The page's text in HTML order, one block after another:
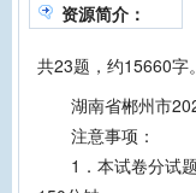
资源简介：
共23题，约15660字。
湖南省郴州市
注意事项：
1．本试卷分试题